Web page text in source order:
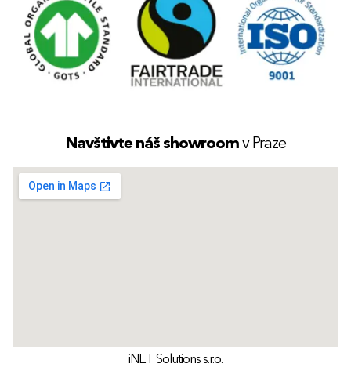
Navštivte náš showroomv Praze
iNET Solutions s.r.o.